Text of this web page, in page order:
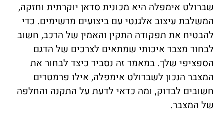
שברולט אימפלה היא מכונית סדאן יוקרתית וחזקה,
המשלבת עיצוב אלגנטי עם ביצועים מרשימים. כדי
להבטיח את תפקודה התקין והאמין של הרכב, חשוב
לבחור מצבר איכותי שמתאים לצרכים של הדגם
הספציפי שלך. במאמר זה נסביר כיצד לבחור את
המצבר הנכון לשברולט אימפלה, אילו פרמטרים
חשובים לבדוק, ומה כדאי לדעת על התקנה והחלפה
של המצבר.